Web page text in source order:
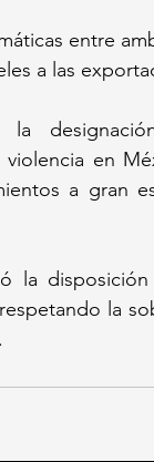
entre
a las
la
en
a gran
la
la